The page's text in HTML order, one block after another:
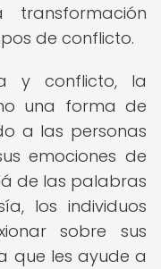
de conflicto.
y conflicto, la
una forma de
a las personas
emociones de
de las palabras
los individuos
sobre sus
que les ayude a